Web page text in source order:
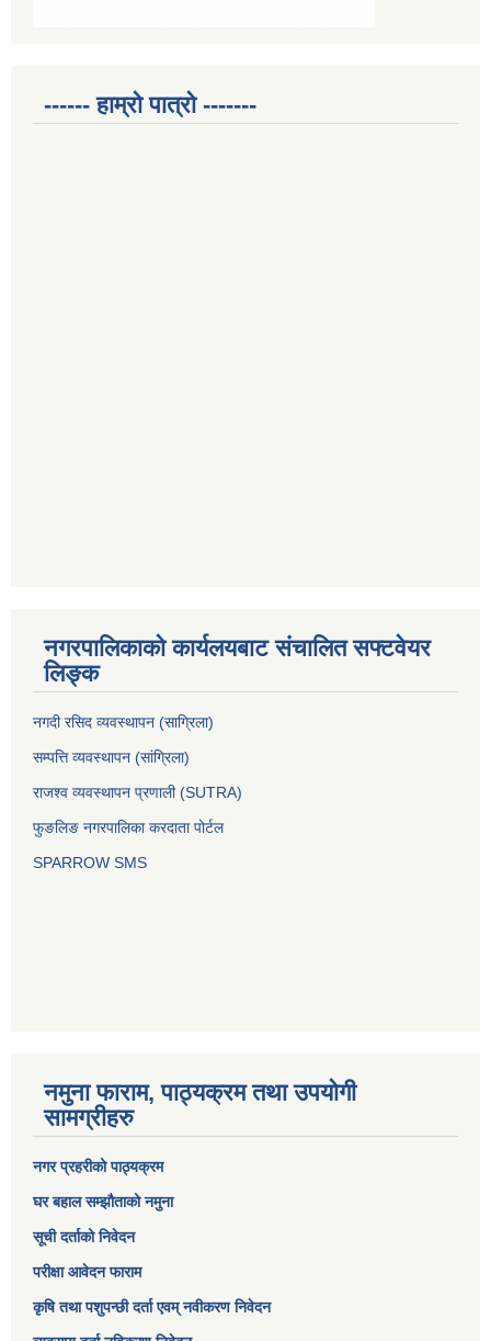
------ हाम्रो पात्रो -------
नगरपालिकाको कार्यलयबाट संचालित सफ्टवेयर
लिङ्क
नगदी रसिद व्यवस्थापन (साग्रिला)
सम्पत्ति व्यवस्थापन (सांग्रिला)
राजश्व व्यवस्थापन प्रणाली (SUTRA)
फुङलिङ नगरपालिका करदाता पोर्टल
SPARROW SMS
नमुना फाराम, पाठ्यक्रम तथा उपयोगी
सामग्रीहरु
नगर प्रहरीको पाठ्यक्रम
घर बहाल सम्झौताको नमुना
सूची दर्ताको निवेदन
परीक्षा आवेदन फाराम
कृषि तथा पशुपन्छी दर्ता एवम् नवीकरण निवेदन